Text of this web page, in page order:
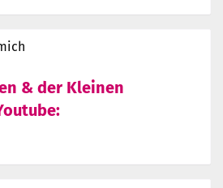
& der Kleinen